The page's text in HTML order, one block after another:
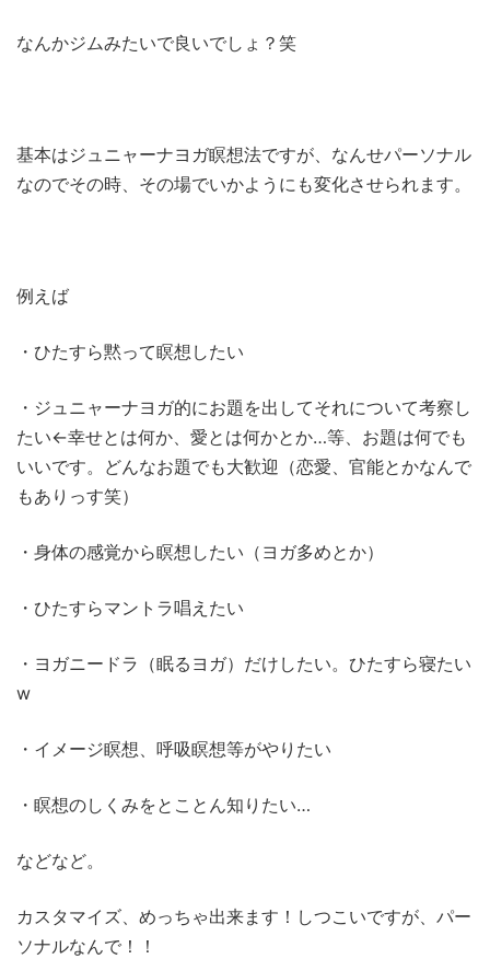
なんかジムみたいで良いでしょ？笑
基本はジュニャーナヨガ瞑想法ですが、なんせパーソナル
なのでその時、その場でいかようにも変化させられます。
例えば
・ひたすら黙って瞑想したい
・ジュニャーナヨガ的にお題を出してそれについて考察し
たい←幸せとは何か、愛とは何かとか…等、お題は何でも
いいです。どんなお題でも大歓迎（恋愛、官能とかなんで
もありっす笑）
・身体の感覚から瞑想したい（ヨガ多めとか）
・ひたすらマントラ唱えたい
・ヨガニードラ（眠るヨガ）だけしたい。ひたすら寝たい
w
・イメージ瞑想、呼吸瞑想等がやりたい
・瞑想のしくみをとことん知りたい…
などなど。
カスタマイズ、めっちゃ出来ます！しつこいですが、パー
ソナルなんで！！